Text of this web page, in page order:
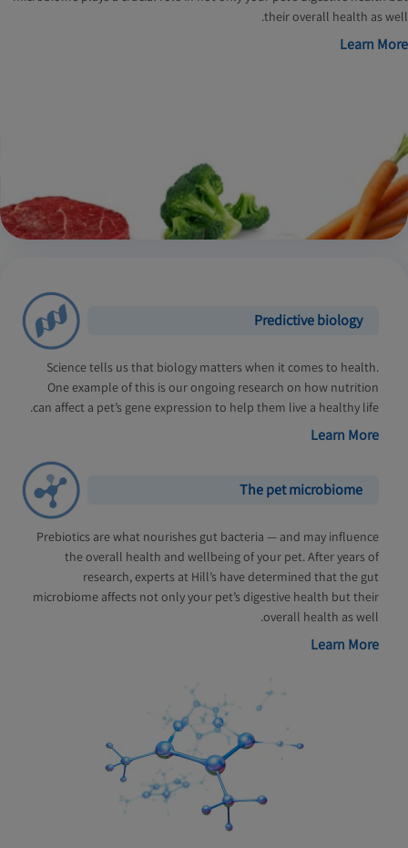
their overall health as well.
Learn More
Predictive biology
Science tells us that biology matters when it comes to health.
One example of this is our ongoing research on how nutrition
can affect a pet’s gene expression to help them live a healthy life.
Learn More
The pet microbiome
Prebiotics are what nourishes gut bacteria — and may influence
the overall health and wellbeing of your pet. After years of
research, experts at Hill’s have determined that the gut
microbiome affects not only your pet’s digestive health but their
overall health as well.
Learn More